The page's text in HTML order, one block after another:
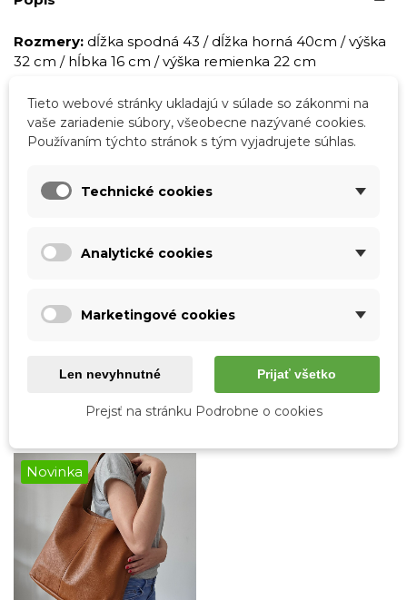
Rozmery: dĺžka spodná 43 / dĺžka horná 40cm / výška
32 cm / hĺbka 16 cm / výška remienka 22 cm
Podrobnosti o produkte
Materiál
Pravá koža
Pohlavie
Ženy
Mohlo by sa vám tiež páčiť
Novinka
Tieto webové stránky ukladajú v súlade so zákonmi na
vaše zariadenie súbory, všeobecne nazývané cookies.
Používaním týchto stránok s tým vyjadrujete súhlas.
Technické cookies
Analytické cookies
Marketingové cookies
Len nevyhnutné Prijať všetko
Prejsť na stránku Podrobne o cookies